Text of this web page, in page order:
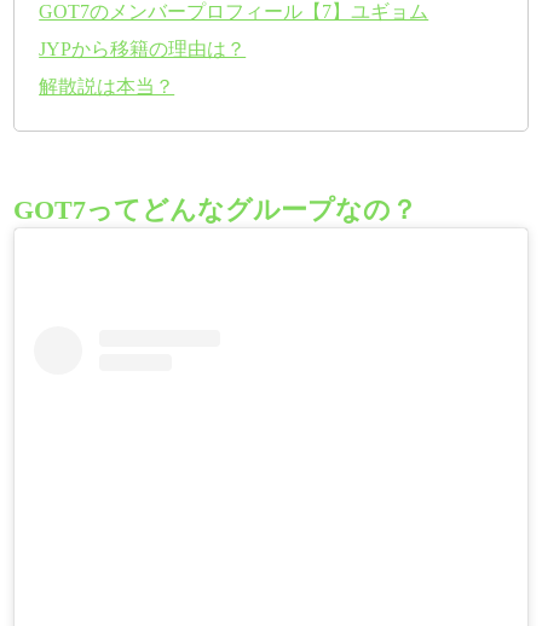
GOT7のメンバープロフィール【7】ユギョム
JYPから移籍の理由は？
解散説は本当？
GOT7ってどんなグループなの？